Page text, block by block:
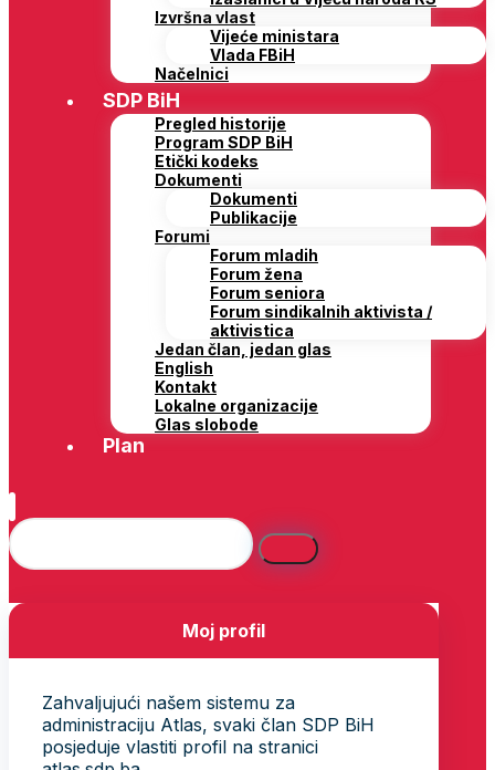
Izvršna vlast
Vijeće ministara
Vlada FBiH
Načelnici
SDP BiH
Pregled historije
Program SDP BiH
Etički kodeks
Dokumenti
Dokumenti
Publikacije
Forumi
Forum mladih
Forum žena
Forum seniora
Forum sindikalnih aktivista /
aktivistica
Jedan član, jedan glas
English
Kontakt
Lokalne organizacije
Glas slobode
Plan
Moj profil
Zahvaljujući našem sistemu za
administraciju Atlas, svaki član SDP BiH
posjeduje vlastiti profil na stranici